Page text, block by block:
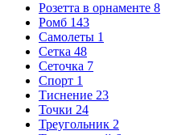
Розетта в орнаменте 8
Ромб 143
Самолеты 1
Сетка 48
Сеточка 7
Спорт 1
Тиснение 23
Точки 24
Треугольник 2